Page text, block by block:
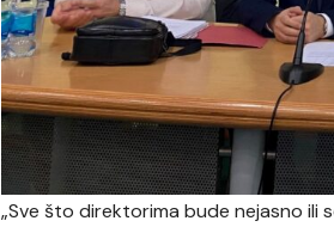
„Sve što direktorima bude nejasno ili